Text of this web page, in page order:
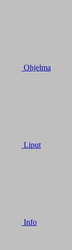
Ohjelma
Liput
Info